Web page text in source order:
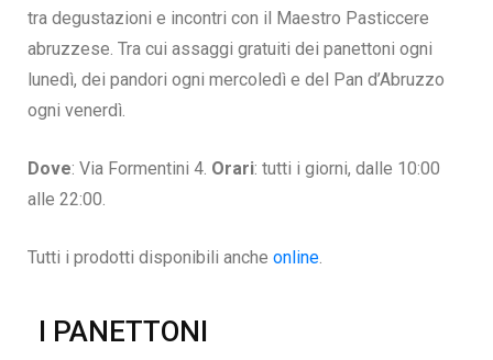
tra degustazioni e incontri con il Maestro Pasticcere
abruzzese. Tra cui assaggi gratuiti dei panettoni ogni
lunedì, dei pandori ogni mercoledì e del Pan d’Abruzzo
ogni venerdì.
Dove: Via Formentini 4. Orari: tutti i giorni, dalle 10:00
alle 22:00.
Tutti i prodotti disponibili anche online.
I PANETTONI